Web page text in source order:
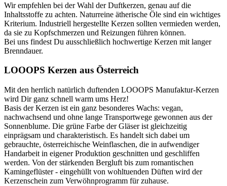
Wir empfehlen bei der Wahl der Duftkerzen, genau auf die
Inhaltsstoffe zu achten. Naturreine ätherische Öle sind ein wichtiges
Kriterium. Industriell hergestellte Kerzen sollten vermieden werden,
da sie zu Kopfschmerzen und Reizungen führen können.
Bei uns findest Du ausschließlich hochwertige Kerzen mit langer
Brenndauer.
LOOOPS Kerzen aus Österreich
Mit den herrlich natürlich duftenden LOOOPS Manufaktur-Kerzen
wird Dir ganz schnell warm ums Herz!
Basis der Kerzen ist ein ganz besonderes Wachs: vegan,
nachwachsend und ohne lange Transportwege gewonnen aus der
Sonnenblume. Die grüne Farbe der Gläser ist gleichzeitig
einprägsam und charakteristisch. Es handelt sich dabei um
gebrauchte, österreichische Weinflaschen, die in aufwendiger
Handarbeit in eigener Produktion geschnitten und geschliffen
werden. Von der stärkenden Bergluft bis zum romantischen
Kamingeflüster - eingehüllt von wohltuenden Düften wird der
Kerzenschein zum Verwöhnprogramm für zuhause.